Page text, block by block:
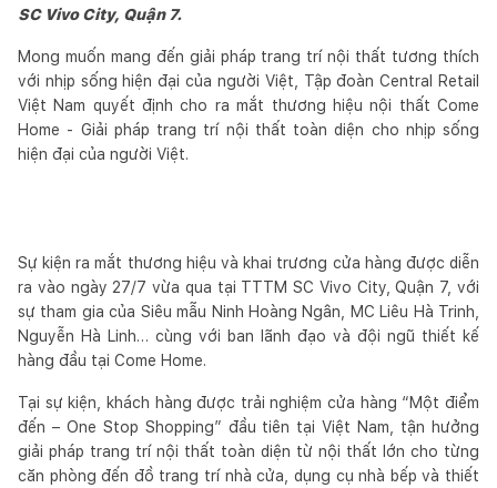
SC Vivo City, Quận 7.
Mong muốn mang đến giải pháp trang trí nội thất tương thích
với nhịp sống hiện đại của người Việt, Tập đoàn Central Retail
Việt Nam quyết định cho ra mắt thương hiệu nội thất Come
Home - Giải pháp trang trí nội thất toàn diện cho nhịp sống
hiện đại của người Việt.
Sự kiện ra mắt thương hiệu và khai trương cửa hàng được diễn
ra vào ngày 27/7 vừa qua tại TTTM SC Vivo City, Quận 7, với
sự tham gia của Siêu mẫu Ninh Hoàng Ngân, MC Liêu Hà Trinh,
Nguyễn Hà Linh… cùng với ban lãnh đạo và đội ngũ thiết kế
hàng đầu tại Come Home.
Tại sự kiện, khách hàng được trải nghiệm cửa hàng “Một điểm
đến – One Stop Shopping” đầu tiên tại Việt Nam, tận hưởng
giải pháp trang trí nội thất toàn diện từ nội thất lớn cho từng
căn phòng đến đồ trang trí nhà cửa, dụng cụ nhà bếp và thiết